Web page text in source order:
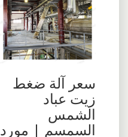
سعر آلة ضغط
زيت عباد
الشمس
السمسم | مورد